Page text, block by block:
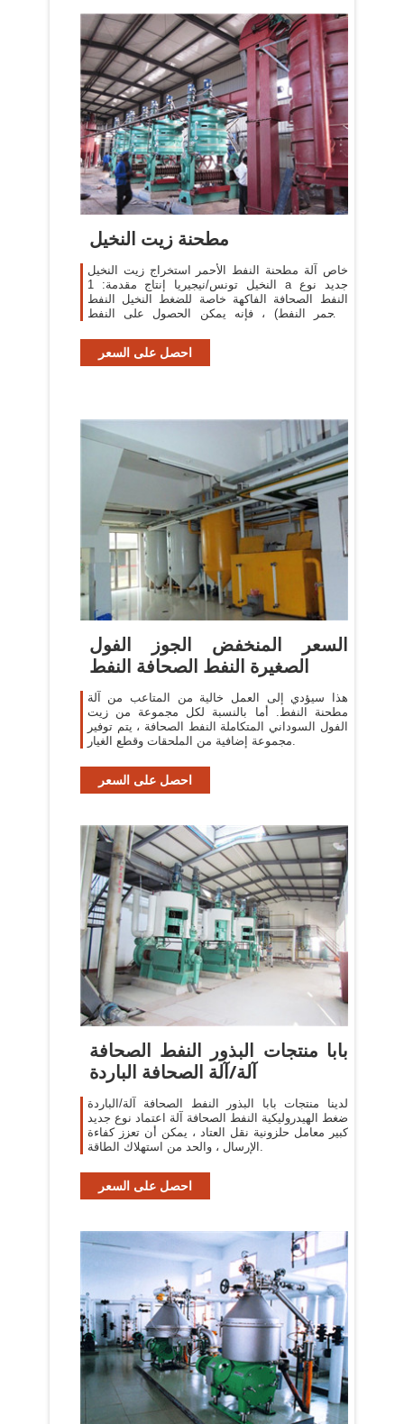
مطحنة زيت النخيل
خاص آلة مطحنة النفط الأحمر استخراج زيت النخيل
النخيل تونس/نيجيريا إنتاج مقدمة: 1 a جديد نوع
النفط الصحافة الفاكهة خاصة للضغط النخيل النفط
(الأحمر النفط) ، فإنه يمكن الحصول على النفط
احصل على السعر
السعر المنخفض الجوز الفول
الصغيرة النفط الصحافة النفط
هذا سيؤدي إلى العمل خالية من المتاعب من آلة
مطحنة النفط. أما بالنسبة لكل مجموعة من زيت
الفول السوداني المتكاملة النفط الصحافة ، يتم توفير
مجموعة إضافية من الملحقات وقطع الغيار.
احصل على السعر
بابا منتجات البذور النفط الصحافة
آلة/آلة الصحافة الباردة
لدينا منتجات بابا البذور النفط الصحافة آلة/الباردة
ضغط الهيدروليكية النفط الصحافة آلة اعتماد نوع جديد
كبير معامل حلزونية نقل العتاد ، يمكن أن تعزز كفاءة
الإرسال ، والحد من استهلاك الطاقة.
احصل على السعر